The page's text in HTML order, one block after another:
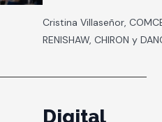
Cristina Villaseñor,
RENISHAW, CHIRON y
Digital